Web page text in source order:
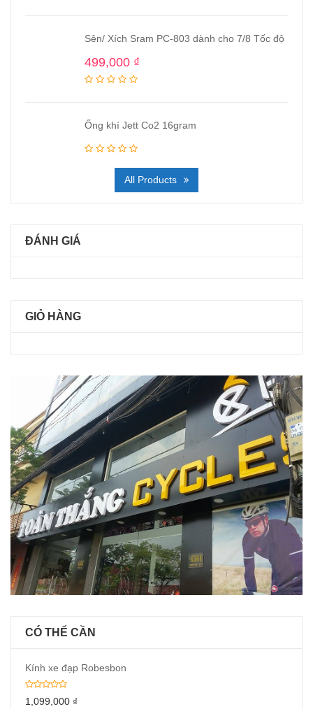
Sên/ Xích Sram PC-803 dành cho 7/8 Tốc độ
499,000 ₫
Ống khí Jett Co2 16gram
All Products
ĐÁNH GIÁ
GIỎ HÀNG
CÓ THỂ CẦN
Kính xe đạp Robesbon
1,099,000 ₫